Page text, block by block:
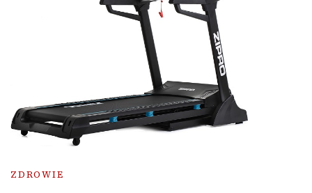
ZDROWIE